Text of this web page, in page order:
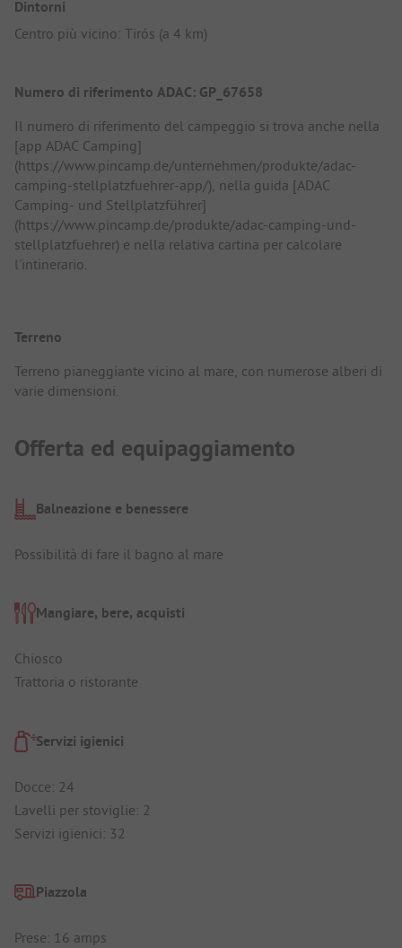
Dintorni
Centro più vicino: Tirós (a 4 km)
Numero di riferimento ADAC: GP_67658
Il numero di riferimento del campeggio si trova anche nella
[app ADAC Camping]
(https://www.pincamp.de/unternehmen/produkte/adac-
camping-stellplatzfuehrer-app/), nella guida [ADAC
Camping- und Stellplatzführer]
(https://www.pincamp.de/produkte/adac-camping-und-
stellplatzfuehrer) e nella relativa cartina per calcolare
l'intinerario.
Terreno
Terreno pianeggiante vicino al mare, con numerose alberi di
varie dimensioni.
Offerta ed equipaggiamento
Balneazione e benessere
Possibilità di fare il bagno al mare
Mangiare, bere, acquisti
Chiosco
Trattoria o ristorante
Servizi igienici
Docce: 24
Lavelli per stoviglie: 2
Servizi igienici: 32
Piazzola
Prese: 16 amps